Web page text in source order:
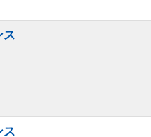
ス
ス